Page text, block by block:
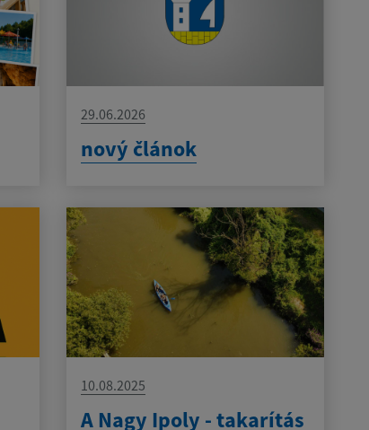
29.06.2026
nový článok
10.08.2025
A Nagy Ipoly - takarítás